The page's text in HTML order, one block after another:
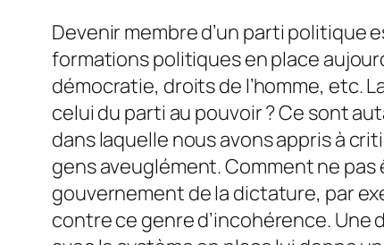
Devenir membre d’un parti politique
formations politiques en place
démocratie, droits de l’homme, etc.
celui du parti au pouvoir ? Ce sont
dans laquelle nous avons appris à
gens aveuglément. Comment ne
gouvernement de la dictature, par
contre ce genre d’incohérence.